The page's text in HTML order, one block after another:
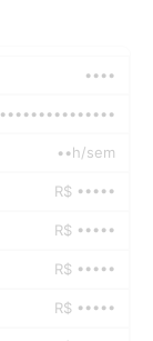
••••
•••••••••••••••
••h/sem
R$ •••••
R$ •••••
R$ •••••
R$ •••••